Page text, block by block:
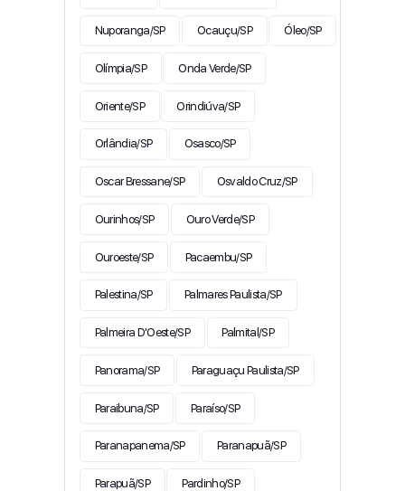
Nuporanga/SP Ocauçu/SP Óleo/SP
Olímpia/SP Onda Verde/SP
Oriente/SP Orindiúva/SP
Orlândia/SP Osasco/SP
Oscar Bressane/SP Osvaldo Cruz/SP
Ourinhos/SP Ouro Verde/SP
Ouroeste/SP Pacaembu/SP
Palestina/SP Palmares Paulista/SP
Palmeira D'Oeste/SP Palmital/SP
Panorama/SP Paraguaçu Paulista/SP
Paraibuna/SP Paraíso/SP
Paranapanema/SP Paranapuã/SP
Parapuã/SP Pardinho/SP